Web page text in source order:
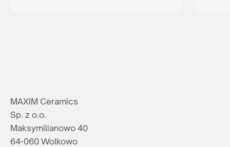
MAXIM Ceramics
Sp. z o.o.
Maksymilianowo 40
64-060 Wolkowo